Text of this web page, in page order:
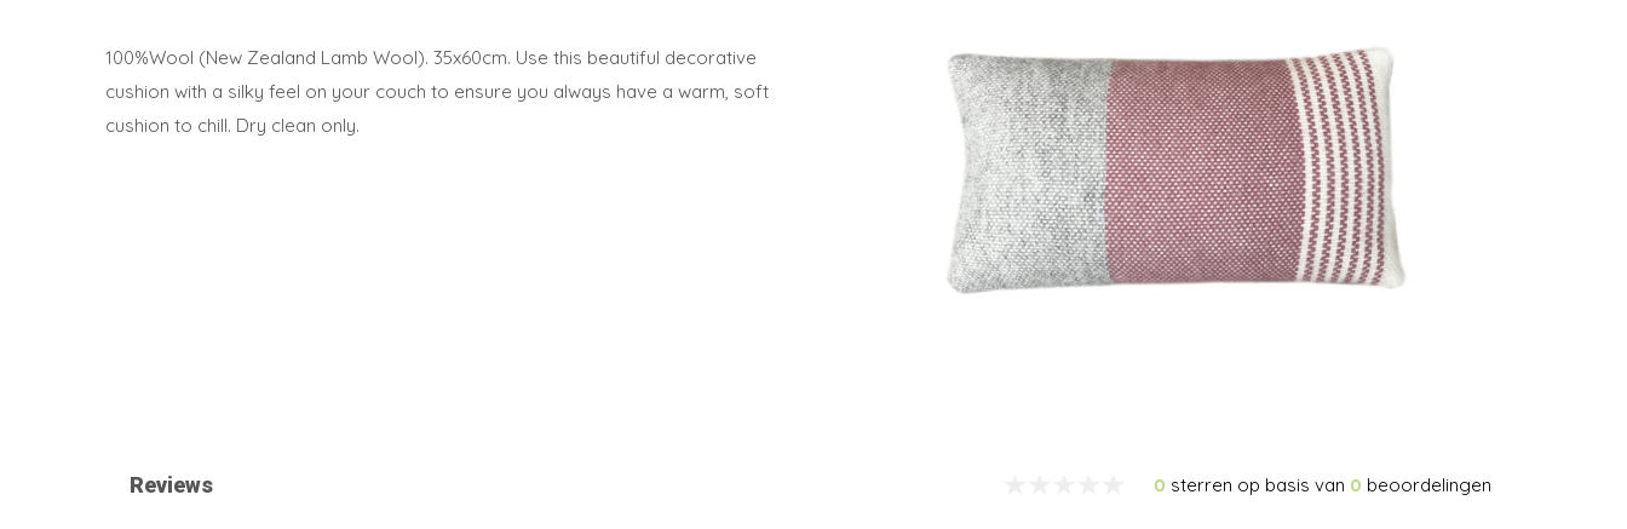
100%Wool (New Zealand Lamb Wool). 35x60cm. Use this beautiful decorative
cushion with a silky feel on your couch to ensure you always have a warm, soft
cushion to chill. Dry clean only.
Reviews 0 sterren op basis van 0 beoordelingen